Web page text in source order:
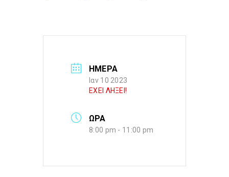
ΗΜΕΡΑ
Ιαν 10 2023
ΕΧΕΙ ΛΗΞΕΙ!
ΩΡΑ
8:00 pm - 11:00 pm